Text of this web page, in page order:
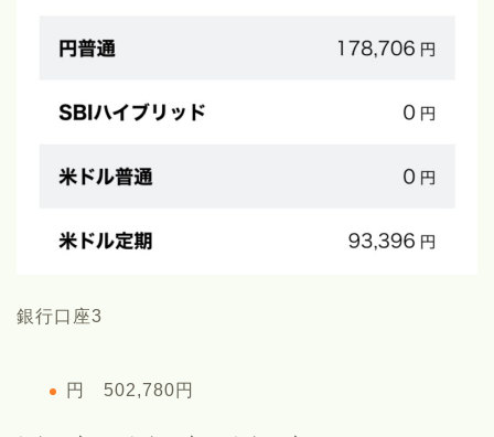
銀行口座3
円 502,780円